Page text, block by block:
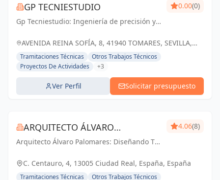
GP TECNIESTUDIO
Gp Tecniestudio: Ingeniería de precisión y
en Tomares y Sevilla.
0.00(0)
AVENIDA REINA SOFÍA, 8, 41940 TOMARES, SEVILLA,
ESPAÑA, España
Tramitaciones Técnicas
Otros Trabajos Técnicos
Proyectos De Actividades
+3
Ver Perfil Solicitar presupuesto
ARQUITECTO ÁLVARO
PALOMARES
Arquitecto Álvaro Palomares: Diseñando Tu
4.06(8)
C. Centauro, 4, 13005 Ciudad Real, España, España
Tramitaciones Técnicas
Otros Trabajos Técnicos